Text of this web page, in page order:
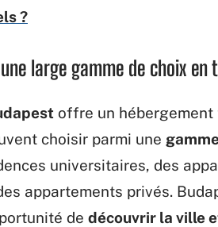
?
large gamme de choix
offre un hébergement
choisir parmi une
universitaires, des
appartements privés.
de découvrir la ville